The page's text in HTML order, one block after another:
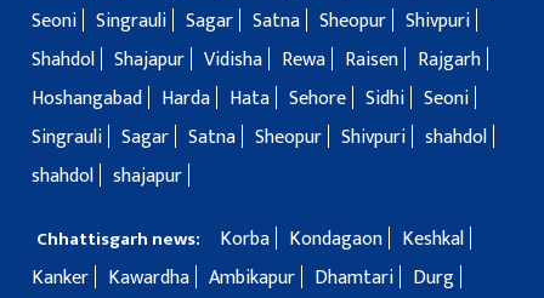
Seoni Singrauli Sagar Satna Sheopur Shivpuri
Shahdol Shajapur Vidisha Rewa Raisen
Rajgarh
Hoshangabad
Harda Hata Sehore Sidhi Seoni
Singrauli Sagar Satna Sheopur Shivpuri shahdol
shahdol shajapur
Chhattisgarh news: Korba Kondagaon
Keshkal
Kanker
Kawardha Ambikapur Dhamtari
Durg